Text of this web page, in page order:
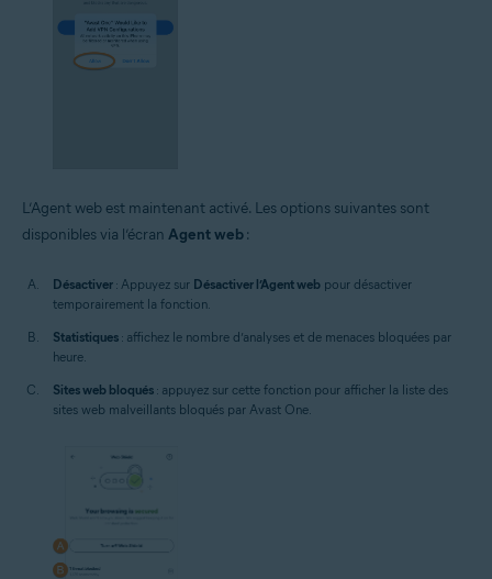
L’Agent web est maintenant activé. Les options suivantes sont
disponibles via l’écran Agent web:
Désactiver : Appuyez sur Désactiver l’Agent web pour désactiver
temporairement la fonction.
Statistiques : affichez le nombre d’analyses et de menaces bloquées par
heure.
Sites web bloqués : appuyez sur cette fonction pour afficher la liste des
sites web malveillants bloqués par Avast One.